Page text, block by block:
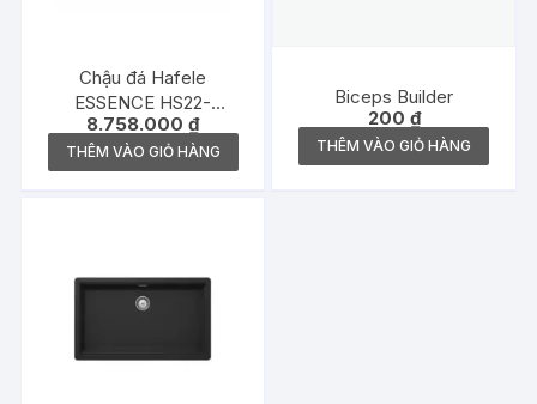
Chậu đá Hafele
ESSENCE HS22-
GEN1S90M, chậu đơn,
màu kem – 577.25.430
8.758.000₫
THÊM VÀO GIỎ HÀNG
Biceps Builder
200 ₫
THÊM VÀO GIỎ HÀNG